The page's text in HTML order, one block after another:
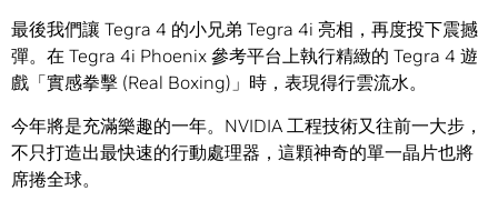
最後我們讓 Tegra 4 的小兄弟 Tegra 4i 亮相，再度投下震撼
彈。在 Tegra 4i Phoenix 參考平台上執行精緻的 Tegra 4 遊
戲「實感拳擊 (Real Boxing)」時，表現得行雲流水。
今年將是充滿樂趣的一年。NVIDIA 工程技術又往前一大步，
不只打造出最快速的行動處理器，這顆神奇的單一晶片也將
席捲全球。